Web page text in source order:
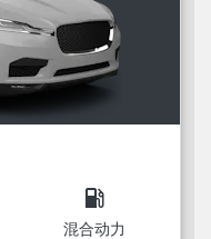
local_gas_station
混合动力